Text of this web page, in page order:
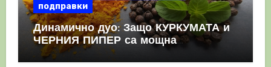
подправки
Динамично дуо: Защо КУРКУМАТА и
ЧЕРНИЯ ПИПЕР са мощна
комбинация